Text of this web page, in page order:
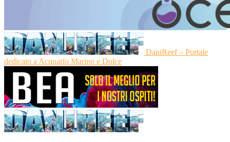
DaniReef – Portale
dedicato a Acquario Marino e Dolce